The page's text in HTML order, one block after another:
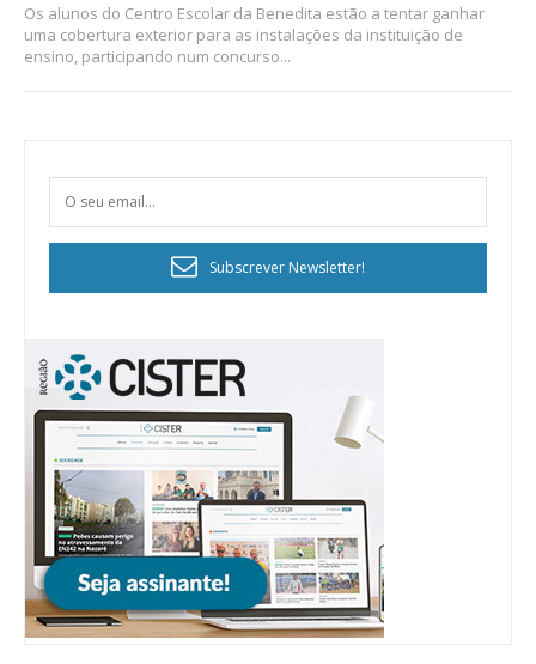
Os alunos do Centro Escolar da Benedita estão a tentar ganhar
uma cobertura exterior para as instalações da instituição de
ensino, participando num concurso...
Subscrever Newsletter!